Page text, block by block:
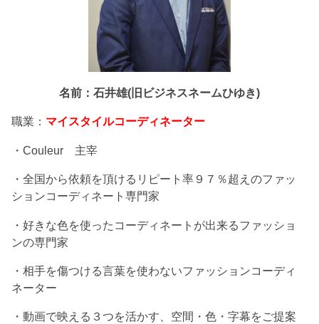
名前：石井雄(旧ビジネスネームひゆき)
職業： マイスタイルコーディネーター
・Couleur 主宰
・全国から依頼を頂けるリピート率９７％超えのファッ
ションコーディネート専門家
・好きな色を使ったコーディネートが出来るファッショ
ンの専門家
・相手を傷つける言葉を使わないファッションコーディ
ネーター
・動画で映える３つを活かす、空間・色・字幕をご提案